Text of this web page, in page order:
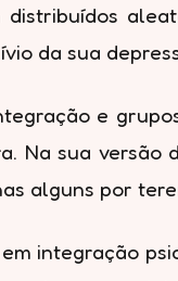
distribuídos
da sua
e
Na sua
alguns por
em integração